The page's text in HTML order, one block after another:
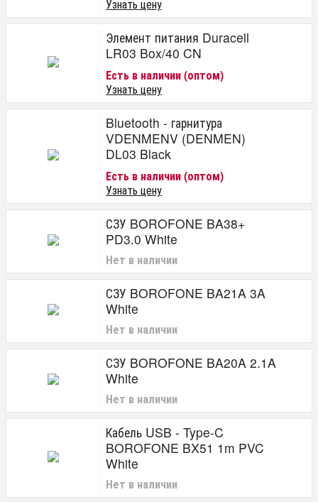
Узнать цену
Элемент питания Duracell
LR03 Box/40 CN
Есть в наличии (оптом)
Узнать цену
Bluetooth - гарнитура
VDENMENV (DENMEN)
DL03 Black
Есть в наличии (оптом)
Узнать цену
СЗУ BOROFONE BA38+
PD3.0 White
Нет в наличии
СЗУ BOROFONE BA21A 3A
White
Нет в наличии
СЗУ BOROFONE BA20A 2.1A
White
Нет в наличии
Кабель USB - Type-C
BOROFONE BX51 1m PVC
White
Нет в наличии